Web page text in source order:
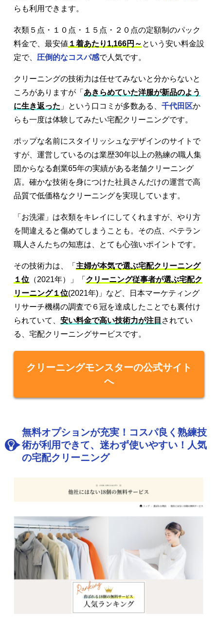
らも利用できます。
衣類５点・１０点・１５点・２０点の定額制のパック
料金で、最安値 １着あたり1,166円～ という安い料金設
定で、 圧倒的なコスパ感で人気です。
クリーニングの技術力は任せてみないと分からないと
ころがありますが「 あきらめていた洋服が新品のよう
に生き返った 」という口コミが多数ある、 千代田区か
らも一度は体験してみたい宅配クリーニングです。
ポップな名前にスタイリッシュなデザインのサイトで
すが、運営しているのは業歴30年以上の熟練の職人集
団からなる創業65年の実績がある老舗クリーニング
店。確かな技術を身につけた社員さんだけの運営で高
品質で低価格なクリーニングを実現しています。
「お洗濯」は衣類をキレイにしてくれますが、やり方
を間違えると傷めてしまうことも。その点、ベテラン
職人さんたちの知恵は、とても心強いポイントです。
その技術力は、「 主婦が本気で選ぶ宅配クリーニング
１位 （2021年）」「 クリーニング従事者が選ぶ宅配ク
リーニング１位(2021年)」など、日本マーケティング
リサーチ機構の調査で６冠を達成したことでも裏付け
られていて、 安い料金で高い技術力が注目 されてい
る、宅配クリーニングサービスです。
クリーニングモンスターの公式サイト
へ
無料オプションが充実！コスパ良く熟練技
術が利用できて、迷わず使いやすい！人気
の宅配クリーニング